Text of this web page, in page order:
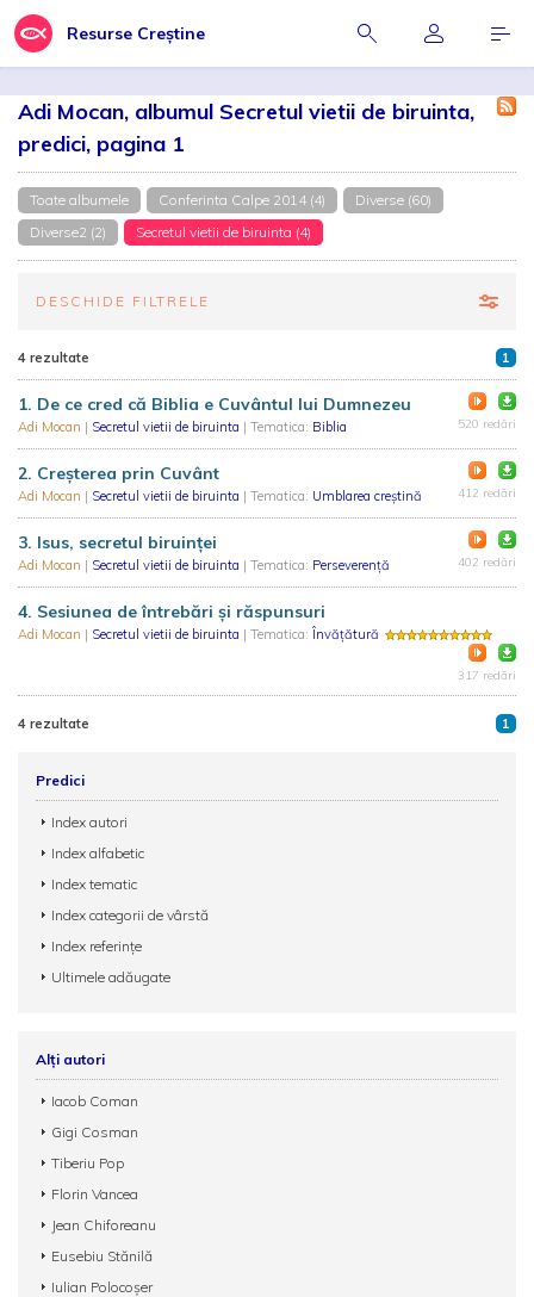
Resurse Creștine
Adi Mocan, albumul Secretul vietii de biruinta,
predici, pagina 1
Toate albumele Conferinta Calpe 2014 (4)
Diverse (60)
Diverse2 (2)
Secretul vietii de biruinta (4)
DESCHIDE FILTRELE
4 rezultate 1
1. De ce cred că Biblia e Cuvântul lui Dumnezeu
Adi Mocan | Secretul vietii de biruinta | Tematica: Biblia 520 redări
2. Creșterea prin Cuvânt
Adi Mocan | Secretul vietii de biruinta | Tematica: Umblarea creştină 412 redări
3. Isus, secretul biruinței
Adi Mocan | Secretul vietii de biruinta | Tematica: Perseverență 402 redări
4. Sesiunea de întrebări și răspunsuri
Adi Mocan | Secretul vietii de biruinta | Tematica: Învățătură
317 redări
4 rezultate 1
Predici
Index autori
Index alfabetic
Index tematic
Index categorii de vârstă
Index referințe
Ultimele adăugate
Alți autori
Iacob Coman
Gigi Cosman
Tiberiu Pop
Florin Vancea
Jean Chiforeanu
Eusebiu Stănilă
Iulian Polocoșer